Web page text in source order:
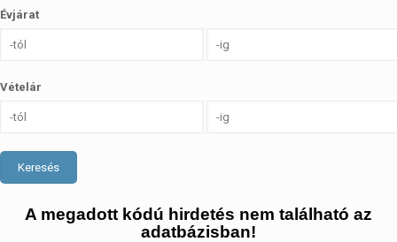
Évjárat
Vételár
Keresés
A megadott kódú hirdetés nem található az
adatbázisban!